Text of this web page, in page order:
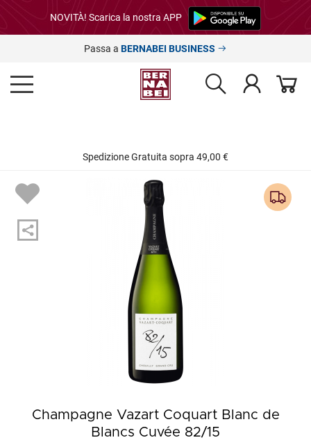
NOVITÀ! Scarica la nostra APP
Passa a BERNABEI BUSINESS
Spedizione Gratuita sopra 49,00 €
Champagne Vazart Coquart Blanc de
Blancs Cuvée 82/15